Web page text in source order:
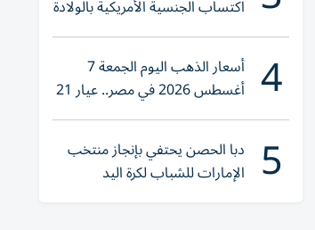
اكتساب الجنسية الأمريكية بالولادة
4 أسعار الذهب اليوم الجمعة 7
أغسطس 2026 في مصر.. عيار 21
يقترب من هذا الرقم
5 دبا الحصن يحتفي بإنجاز منتخب
الإمارات للشباب لكرة اليد